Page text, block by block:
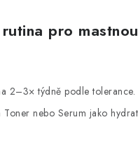
pro
2–3× týdně podle tolerance.
nebo Serum jako